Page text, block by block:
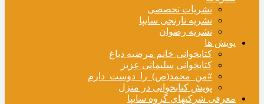
نشریات تخصصی
نشریه نارنجی سایپا
نشریه رضوان
پویش ها
کتابخوانی خانم مرضیه دباغ
کتابخوانی سلیمانی عزیز
#من_محمد(ص)_را_دوست_دارم
پویش کتابخوانی در منزل
معرفی شرکتهای گروه سایپا